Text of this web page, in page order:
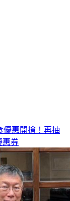
優惠開搶！再抽
惠券